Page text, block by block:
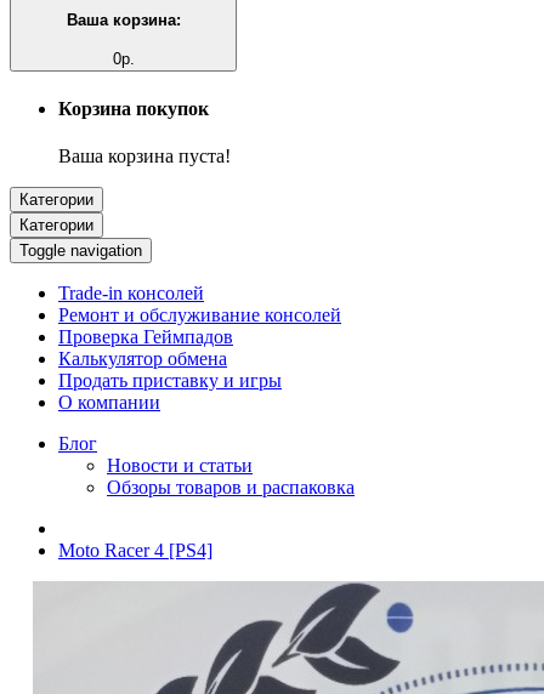
Ваша корзина:
0р.
Корзина покупок
Ваша корзина пуста!
Категории
Категории
Toggle navigation
Trade-in консолей
Ремонт и обслуживание консолей
Проверка Геймпадов
Калькулятор обмена
Продать приставку и игры
О компании
Блог
Новости и статьи
Обзоры товаров и распаковка
Moto Racer 4 [PS4]